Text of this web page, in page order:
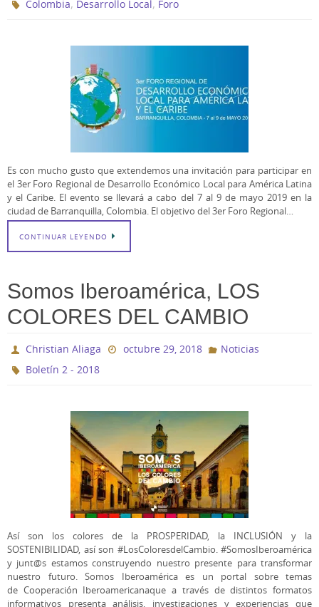
Colombia, Desarrollo Local, Foro
Es con mucho gusto que extendemos una invitación para participar en
el 3er Foro Regional de Desarrollo Económico Local para América Latina
y el Caribe. El evento se llevará a cabo del 7 al 9 de mayo 2019 en la
ciudad de Barranquilla, Colombia. El objetivo del 3er Foro Regional…
CONTINUAR LEYENDO
Somos Iberoamérica, LOS
COLORES DEL CAMBIO
Christian Aliaga octubre 29, 2018
Noticias
Boletín 2 - 2018
Así son los colores de la PROSPERIDAD, la INCLUSIÓN y la
SOSTENIBILIDAD, así son #LosColoresdelCambio. #SomosIberoamérica
y junt@s estamos construyendo nuestro presente para transformar
nuestro futuro. Somos Iberoamérica es un portal sobre temas
de Cooperación Iberoamericanaque a través de distintos formatos
informativos presenta análisis, investigaciones y experiencias que